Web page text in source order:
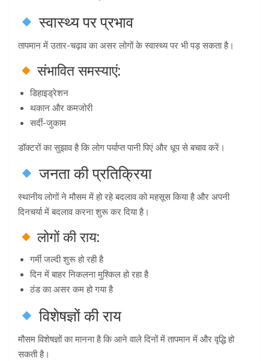
स्वास्थ्य पर प्रभाव
तापमान में उतार-चढ़ाव का असर लोगों के स्वास्थ्य पर भी पड़ सकता है।
संभावित समस्याएं:
डिहाइड्रेशन
थकान और कमजोरी
सर्दी-जुकाम
डॉक्टरों का सुझाव है कि लोग पर्याप्त पानी पिएं और धूप से बचाव करें।
जनता की प्रतिक्रिया
स्थानीय लोगों ने मौसम में हो रहे बदलाव को महसूस किया है और अपनी
दिनचर्या में बदलाव करना शुरू कर दिया है।
लोगों की राय:
गर्मी जल्दी शुरू हो रही है
दिन में बाहर निकलना मुश्किल हो रहा है
ठंड का असर कम हो गया है
विशेषज्ञों की राय
मौसम विशेषज्ञों का मानना है कि आने वाले दिनों में तापमान में और वृद्धि हो
सकती है।